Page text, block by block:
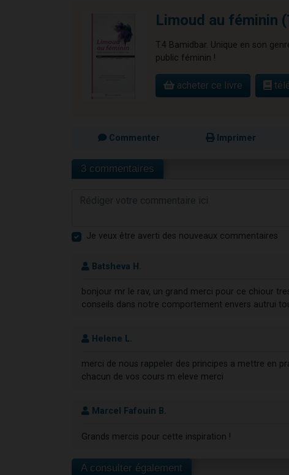
Limoud au féminin
T.4 Bamidbar. Unique en son
public féminin !
acheter ce livre
Commenter Imprimer
3 commentaires
Je veux être averti des nouveaux commentaires
Batsheva H.
bonjour mr le rav, un grand merci pour ce chiour
conseils dans notre comportement envers autrui
Helene L.
merci de nous rappeler des principes a mettre en
chacun de vos cours m eleve merci
Marcel Fafouin B.
Grands mercis pour cette inspiration !
A consulter également